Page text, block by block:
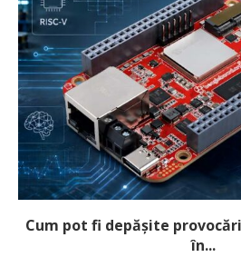
Cum pot fi depășite
în...